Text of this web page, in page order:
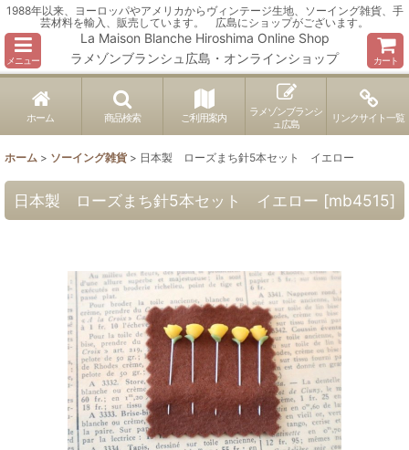
1988年以来、ヨーロッパやアメリカからヴィンテージ生地、ソーイング雑貨、手
芸材料を輸入、販売しています。 広島にショップがございます。
メニュー
La Maison Blanche Hiroshima Online Shop
ラメゾンブランシュ広島・オンラインショップ
カート
ホーム 商品検索 ご利用案内
ラメゾンブランシ
ュ広島
リンクサイト一覧
ホーム > ソーイング雑貨 > 日本製 ローズまち針5本セット イエロー
日本製 ローズまち針5本セット イエロー [mb4515]